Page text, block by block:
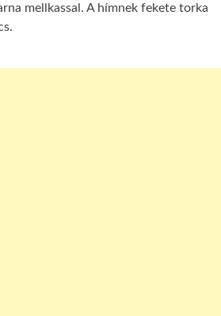
mellkassal. A hímnek fekete torka